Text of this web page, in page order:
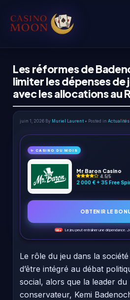
Les réformes de
limiter les dépenses de
avec les allocations au
juin 1, 2026 By Muriel Laurent • Posted in Actualités
✨ CASINO DU MOIS
Mr Baron Casino
4.5/5
2 000 € + 35 Free
OBTENIR LE
18+ Le jeu peut entraîner une dépendance.
Le rôle du jeu dans la
d’être intégré au débat
social, alors que la leader du
conservateur, Kemi